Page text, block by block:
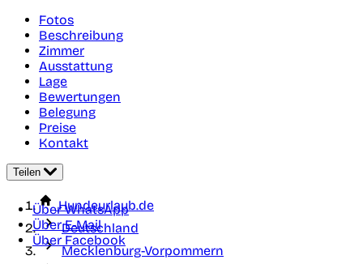
Fotos
Beschreibung
Zimmer
Ausstattung
Lage
Bewertungen
Belegung
Preise
Kontakt
Teilen
Über WhatsApp
Über E-Mail
Über Facebook
Hundeurlaub.de
Deutschland
Mecklenburg-Vorpommern